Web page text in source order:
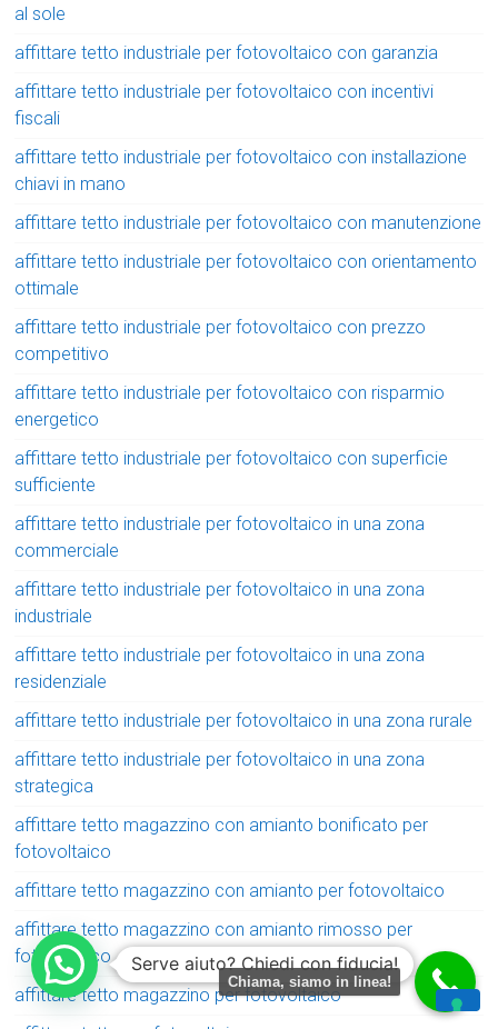
al sole
affittare tetto industriale per fotovoltaico con garanzia
affittare tetto industriale per fotovoltaico con incentivi
fiscali
affittare tetto industriale per fotovoltaico con installazione
chiavi in mano
affittare tetto industriale per fotovoltaico con manutenzione
affittare tetto industriale per fotovoltaico con orientamento
ottimale
affittare tetto industriale per fotovoltaico con prezzo
competitivo
affittare tetto industriale per fotovoltaico con risparmio
energetico
affittare tetto industriale per fotovoltaico con superficie
sufficiente
affittare tetto industriale per fotovoltaico in una zona
commerciale
affittare tetto industriale per fotovoltaico in una zona
industriale
affittare tetto industriale per fotovoltaico in una zona
residenziale
affittare tetto industriale per fotovoltaico in una zona rurale
affittare tetto industriale per fotovoltaico in una zona
strategica
affittare tetto magazzino con amianto bonificato per
fotovoltaico
affittare tetto magazzino con amianto per fotovoltaico
affittare tetto magazzino con amianto rimosso per
fotovoltaico
affittare tetto magazzino per fotovoltaico
Serve aiuto? Chiedi con fiducia!
Chiama, siamo in linea!